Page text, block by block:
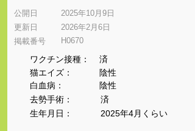
公開日
更新日
​掲載番号
2025年10月9日
2026年2月6日
H0670
ワクチン接種：
猫エイズ：
​白血病：
​去勢手術：
生年月日：
済
陰性
陰性
済
2025年4月くらい